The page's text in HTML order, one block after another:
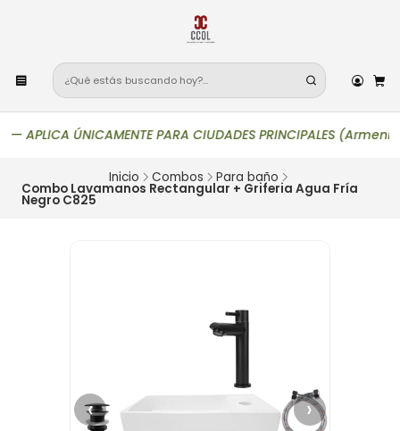
APLICA ÚNICAMENTE PARA CIUDADES PRINCIPALES
Inicio Combos Para baño
Combo Lavamanos Rectangular + Griferia Agua Fría
Negro C825
‹ ›